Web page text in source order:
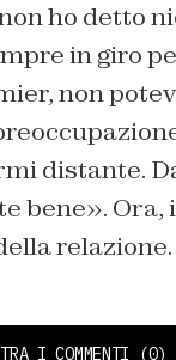
ho detto
in giro
non
distante.
bene». Ora,
relazione.
I COMMENTI (0)